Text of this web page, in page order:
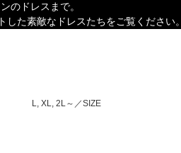
のドレスまで。
した素敵なドレスたちをご覧ください。
L, XL, 2L～／SIZE